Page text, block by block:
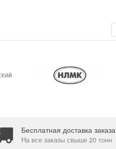
Бесплатная доставка заказа
На все заказы свыше 20 тонн